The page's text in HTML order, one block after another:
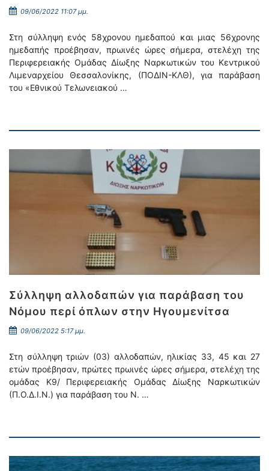
09/06/2022 11:07 μμ.
Στη σύλληψη ενός 58χρονου ημεδαπού και μιας 56χρονης
ημεδαπής προέβησαν, πρωινές ώρες σήμερα, στελέχη της
Περιφερειακής Ομάδας Δίωξης Ναρκωτικών του Κεντρικού
Λιμεναρχείου Θεσσαλονίκης, (ΠΟΔΙΝ-ΚΛΘ), για παράβαση
του «Εθνικού Τελωνειακού …
Σύλληψη αλλοδαπών για παράβαση του
Νόμου περί όπλων στην Ηγουμενίτσα
09/06/2022 5:17 μμ.
Στη σύλληψη τριών (03) αλλοδαπών, ηλικίας 33, 45 και 27
ετών προέβησαν, πρώτες πρωινές ώρες σήμερα, στελέχη της
ομάδας Κ9/ Περιφερειακής Ομάδας Δίωξης Ναρκωτικών
(Π.Ο.Δ.Ι.Ν.) για παράβαση του Ν. …